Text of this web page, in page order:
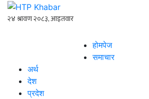
होमपेज
समाचार
अर्थ
देश
प्रदेश